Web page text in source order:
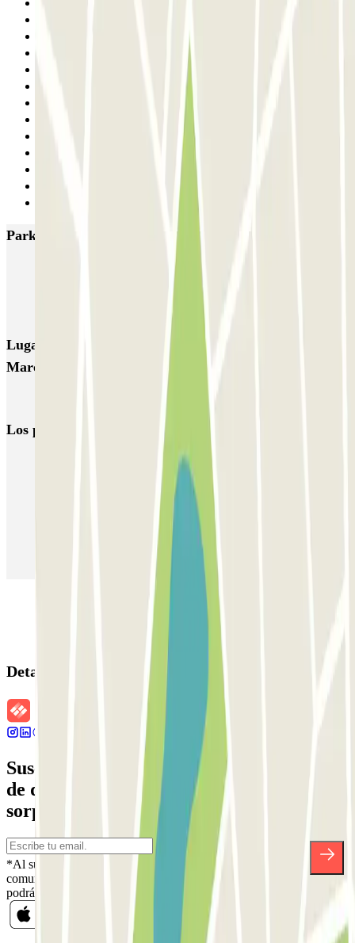
Parkings más valorados en Neuilly-sur-Seine
INDIGO Madrid
INDIGO Neuilly Sur Seine Parmentier
Lugares y eventos interesantes cerca de INDIGO
Marché
Aparcar cerca de la Porte Dauphine
Los parkings más reservados
Parking en Barcelona
Parking en Aeropuerto Barcelona
Parking en Aeropuerto Madrid Barajas
Parking en Sants - Estación de Barcelona
Detalles de la reserva
Suscríbete a nuestra newsletter y entérate
de descuentos, sorteos y otras muchas
sorpresas.
*Al suscribirte aceptas nuestra Política de Privacidad para recibir
comunicaciones comerciales de Parclick. Sin ningún compromiso,
podrás darte de baja cuando quieras en la misma newsletter.